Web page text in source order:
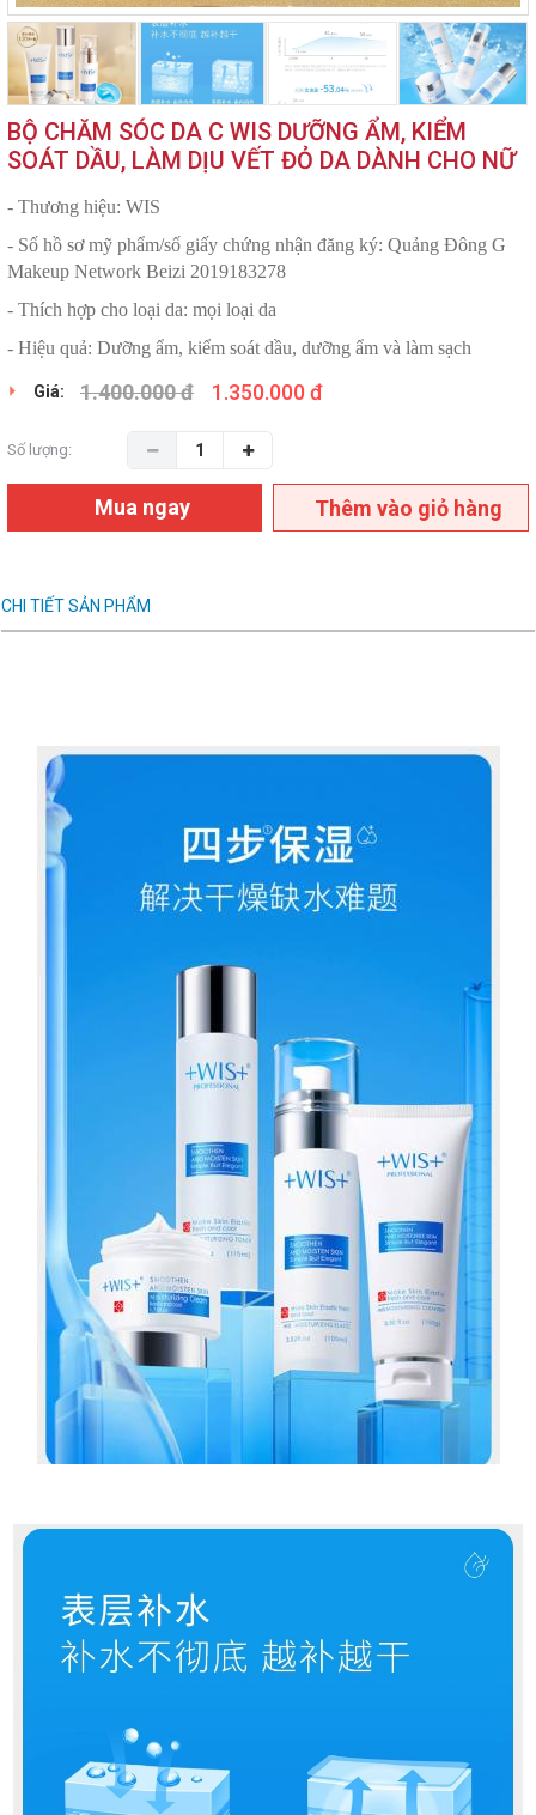
BỘ CHĂM SÓC DA C WIS DƯỠNG ẨM, KIỂM
SOÁT DẦU, LÀM DỊU VẾT ĐỎ DA DÀNH CHO NỮ
- Thương hiệu: WIS
- Số hồ sơ mỹ phẩm/số giấy chứng nhận đăng ký: Quảng Đông G
Makeup Network Beizi 2019183278
- Thích hợp cho loại da: mọi loại da
- Hiệu quả: Dưỡng ẩm, kiểm soát dầu, dưỡng ẩm và làm sạch
Giá: 1.400.000 đ 1.350.000 đ
Số lượng:
Mua ngay Thêm vào giỏ hàng
CHI TIẾT SẢN PHẨM